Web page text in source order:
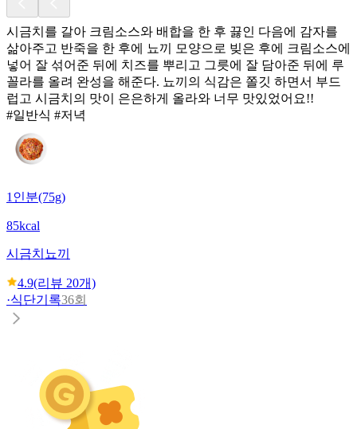
시금치를 갈아 크림소스와 배합을 한 후 끓인 다음에 감자를
삶아주고 반죽을 한 후에 뇨끼 모양으로 빚은 후에 크림소스에
넣어 잘 섞어준 뒤에 치즈를 뿌리고 그릇에 잘 담아준 뒤에 루
꼴라를 올려 완성을 해준다. 뇨끼의 식감은 쫄깃 하면서 부드
럽고 시금치의 맛이 은은하게 올라와 너무 맛있었어요!!
#일반식 #저녁
1인분(75g)
85kcal
시금치뇨끼
4.9(리뷰 20개)
·식단기록36회